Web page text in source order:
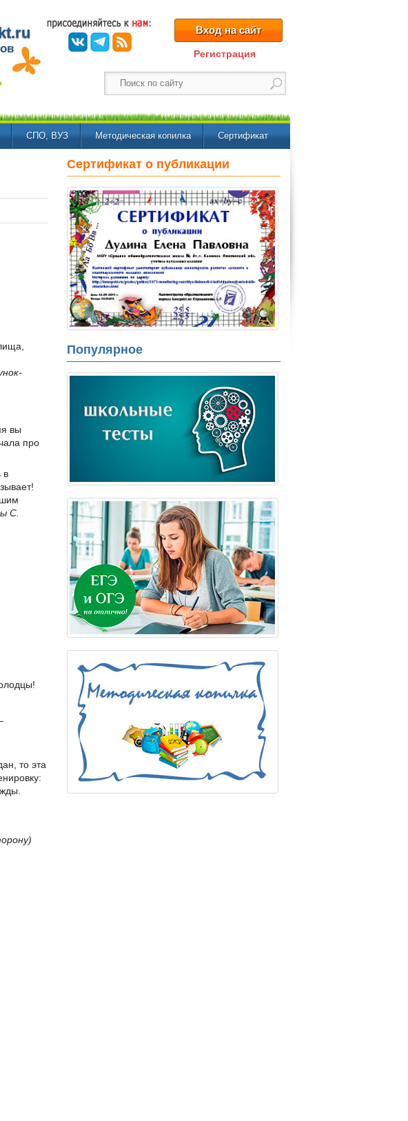
Вход на сайт
Регистрация
СПО, ВУЗ Методическая копилка Сертификат
вы
про
в
С.
то эта
Сертификат о публикации
Популярное